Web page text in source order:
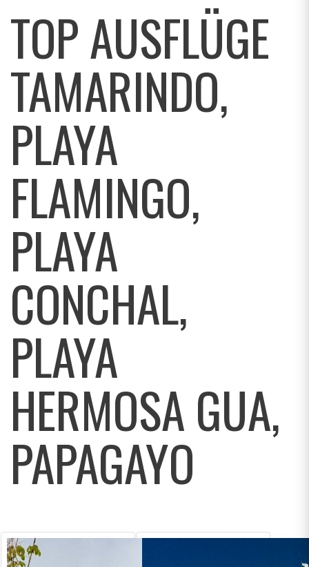
TOP AUSFLÜGE
TAMARINDO,
PLAYA
FLAMINGO,
PLAYA
CONCHAL,
PLAYA
HERMOSA GUA,
PAPAGAYO